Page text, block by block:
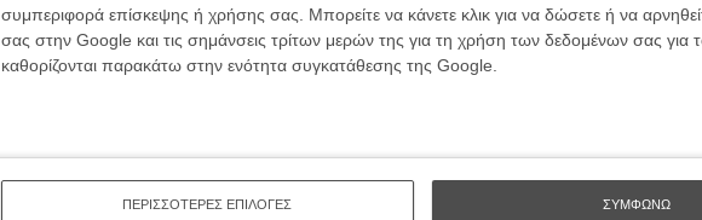
συμπεριφορά επίσκεψης ή χρήσης σας. Μπορείτε να κάνετε κλικ για να δώσετε ή να
σας στην Google και τις σημάνσεις τρίτων μερών της για τη χρήση των δεδομένων σας
καθορίζονται παρακάτω στην ενότητα συγκατάθεσης της Google.
ΠΕΡΙΣΣΟΤΕΡΕΣ ΕΠΙΛΟΓΕΣ ΣΥΜΦΩΝΩ